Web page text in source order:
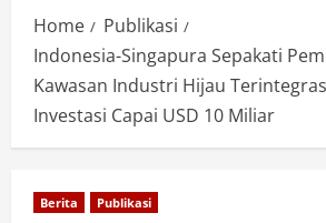
Home
Publikasi
Indonesia-Singapura Sepakati
Kawasan Industri Hijau
Investasi Capai USD 10 Miliar
Berita Publikasi